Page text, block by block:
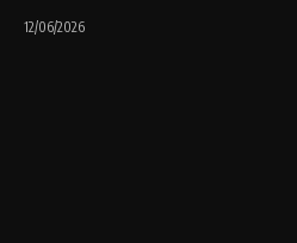
12/06/2026